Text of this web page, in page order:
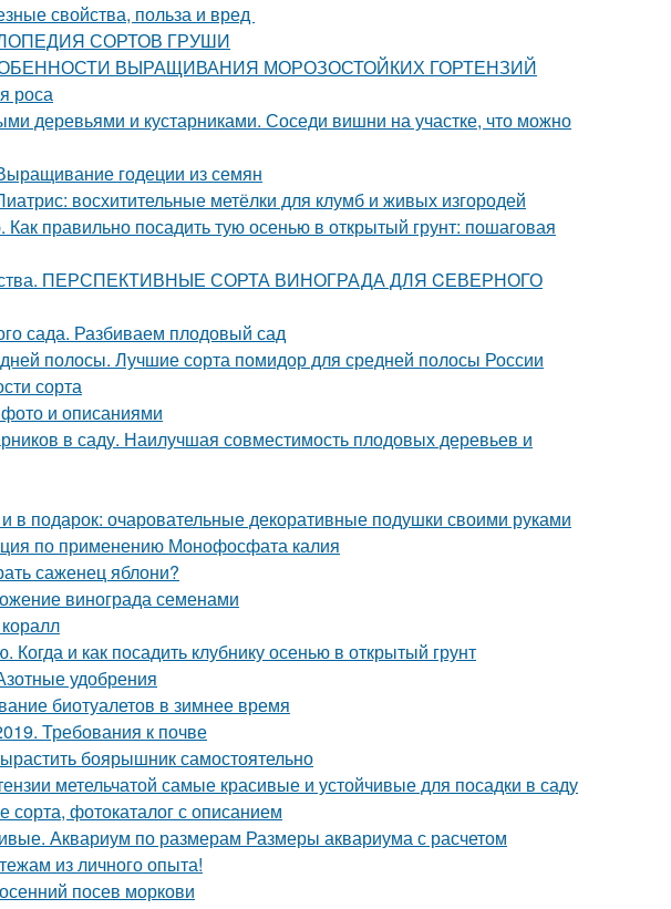
свойства, польза и вред
СОРТОВ ГРУШИ
ОСОБЕННОСТИ ВЫРАЩИВАНИЯ МОРОЗОСТОЙКИХ ГОРТЕНЗИЙ
роса
деревьями и кустарниками. Соседи вишни на участке, что можно
годеции из семян
восхитительные метёлки для клумб и живых изгородей
правильно посадить тую осенью в открытый грунт: пошаговая
ПЕРСПЕКТИВНЫЕ СОРТА ВИНОГРАДА ДЛЯ CЕВЕРНОГО
сада. Разбиваем плодовый сад
полосы. Лучшие сорта помидор для средней полосы России
сорта
и описаниями
в саду. Наилучшая совместимость плодовых деревьев и
подарок: очаровательные декоративные подушки своими руками
по применению Монофосфата калия
саженец яблони?
винограда семенами
и как посадить клубнику осенью в открытый грунт
удобрения
биотуалетов в зимнее время
Требования к почве
боярышник самостоятельно
метельчатой самые красивые и устойчивые для посадки в саду
фотокаталог с описанием
Аквариум по размерам Размеры аквариума с расчетом
из личного опыта!
посев моркови